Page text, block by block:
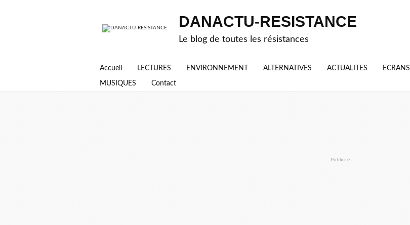
DANACTU-RESISTANCE
Le blog de toutes les résistances
Accueil LECTURES ENVIRONNEMENT ALTERNATIVES ACTUALITES ECRANS
MUSIQUES Contact
Publicité